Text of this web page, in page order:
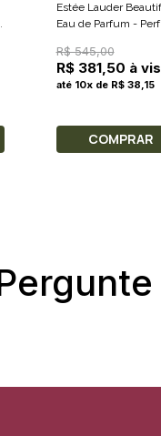
Estée Lauder
Eau de Parfum -
R$ 545,00
R$ 381,50 à
até 10x de R$ 38,15
COMPRAR